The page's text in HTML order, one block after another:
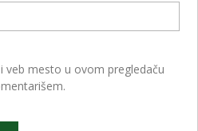
veb mesto u ovom pregledaču